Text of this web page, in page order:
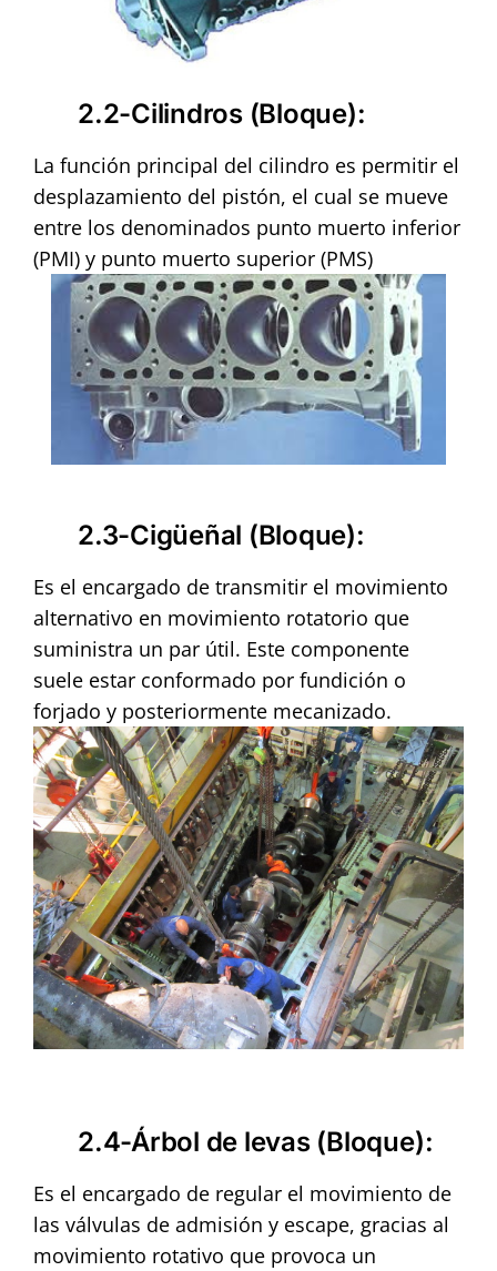
2.2-Cilindros (Bloque):
La función principal del cilindro es permitir el
desplazamiento del pistón, el cual se mueve
entre los denominados punto muerto inferior
(PMI) y punto muerto superior (PMS)
2.3-Cigüeñal (Bloque):
Es el encargado de transmitir el movimiento
alternativo en movimiento rotatorio que
suministra un par útil. Este componente
suele estar conformado por fundición o
forjado y posteriormente mecanizado.
2.4-Árbol de levas (Bloque):
Es el encargado de regular el movimiento de
las válvulas de admisión y escape, gracias al
movimiento rotativo que provoca un